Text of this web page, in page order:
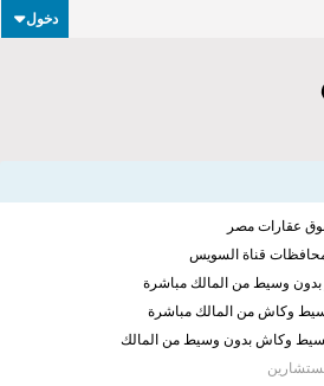
دخول
عقارات مصر
قناة السويس
بدون وسيط من المالك مباشرة
وكاش من المالك مباشرة
وكاش بدون وسيط من المالك